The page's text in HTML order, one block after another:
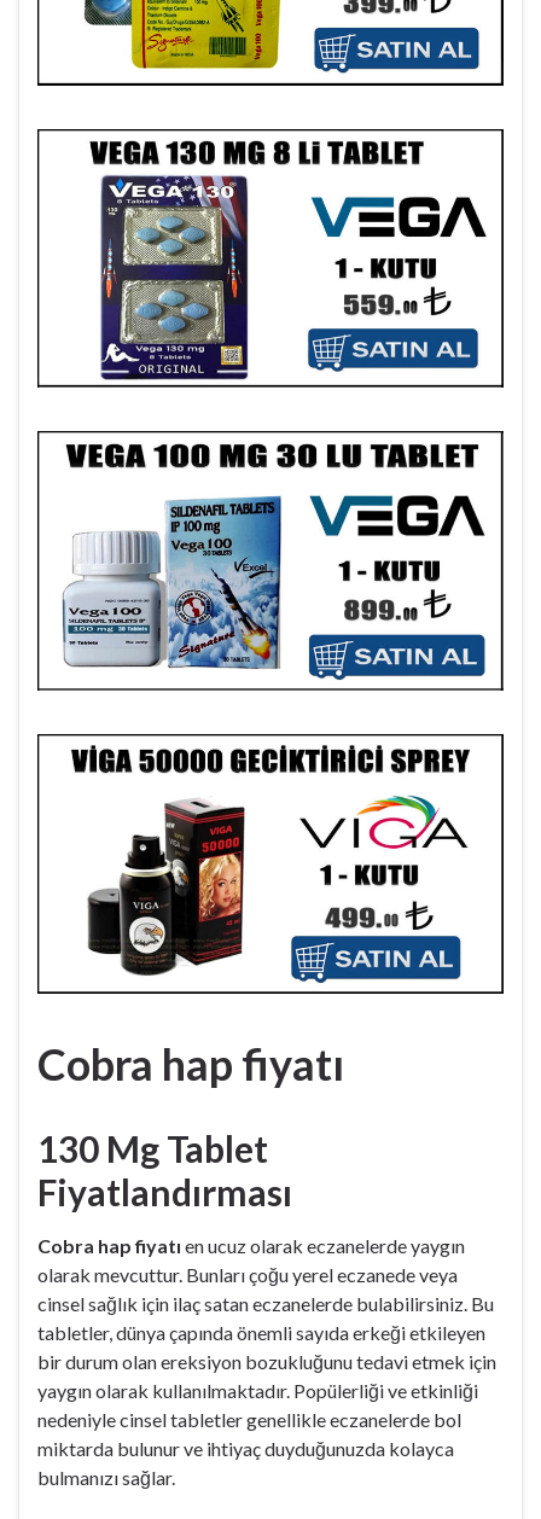
Cobra hap fiyatı
130 Mg Tablet
Fiyatlandırması
Cobra hap fiyatı en ucuz olarak eczanelerde yaygın
olarak mevcuttur. Bunları çoğu yerel eczanede veya
cinsel sağlık için ilaç satan eczanelerde bulabilirsiniz. Bu
tabletler, dünya çapında önemli sayıda erkeği etkileyen
bir durum olan ereksiyon bozukluğunu tedavi etmek için
yaygın olarak kullanılmaktadır. Popülerliği ve etkinliği
nedeniyle cinsel tabletler genellikle eczanelerde bol
miktarda bulunur ve ihtiyaç duyduğunuzda kolayca
bulmanızı sağlar.